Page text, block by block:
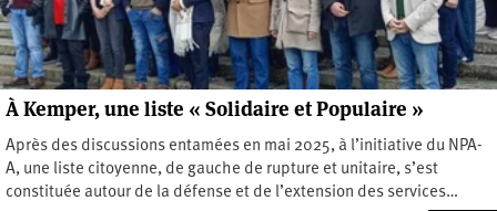
À Kemper, une liste « Solidaire et Populaire »
Après des discussions entamées en mai 2025, à l’initiative du NPA-
A, une liste citoyenne, de gauche de rupture et unitaire, s’est
constituée autour de la défense et de l’extension des services…